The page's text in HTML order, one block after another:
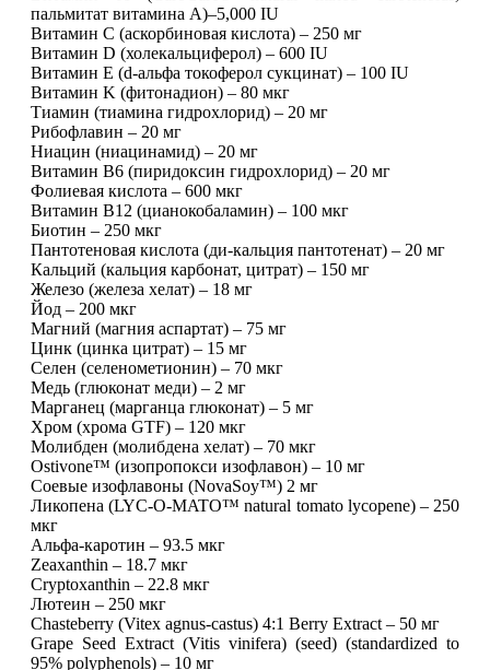
BCAA в таблетках и капсулах
Креатин
Предтренировочные комплексы
Изотоники
Аргинин
Бета-аланин
Комплексы аминокислот
Энергетики
Таурин
Цитруллин
Глютамин
Гейнеры
пальмитат витамина А)–5,000 IU
Витамин C (аскорбиновая кислота) – 250 мг
Витамин D (холекальциферол) – 600 IU
Витамин E (d-альфа токоферол сукцинат) – 100 IU
Витамин K (фитонадион) – 80 мкг
Тиамин (тиамина гидрохлорид) – 20 мг
Рибофлавин – 20 мг
Ниацин (ниацинамид) – 20 мг
Витамин B6 (пиридоксин гидрохлорид) – 20 мг
Фолиевая кислота – 600 мкг
Витамин B12 (цианокобаламин) – 100 мкг
Биотин – 250 мкг
Пантотеновая кислота (ди-кальция пантотенат) – 20 мг
Кальций (кальция карбонат, цитрат) – 150 мг
Железо (железа хелат) – 18 мг
Йод – 200 мкг
Магний (магния аспартат) – 75 мг
Цинк (цинка цитрат) – 15 мг
Селен (селенометионин) – 70 мкг
Медь (глюконат меди) – 2 мг
Марганец (марганца глюконат) – 5 мг
Хром (хрома GTF) – 120 мкг
Молибден (молибдена хелат) – 70 мкг
Ostivone™ (изопропокси изофлавон) – 10 мг
Соевые изофлавоны (NovaSoy™) 2 мг
Ликопена (LYC-O-MATO™ natural tomato lycopene) – 250
мкг
Альфа-каротин – 93.5 мкг
Zeaxanthin – 18.7 мкг
Cryptoxanthin – 22.8 мкг
Лютеин – 250 мкг
Chasteberry (Vitex agnus-castus) 4:1 Berry Extract – 50 мг
Grape Seed Extract (Vitis vinifera) (seed) (standardized to
95% polyphenols) – 10 мг